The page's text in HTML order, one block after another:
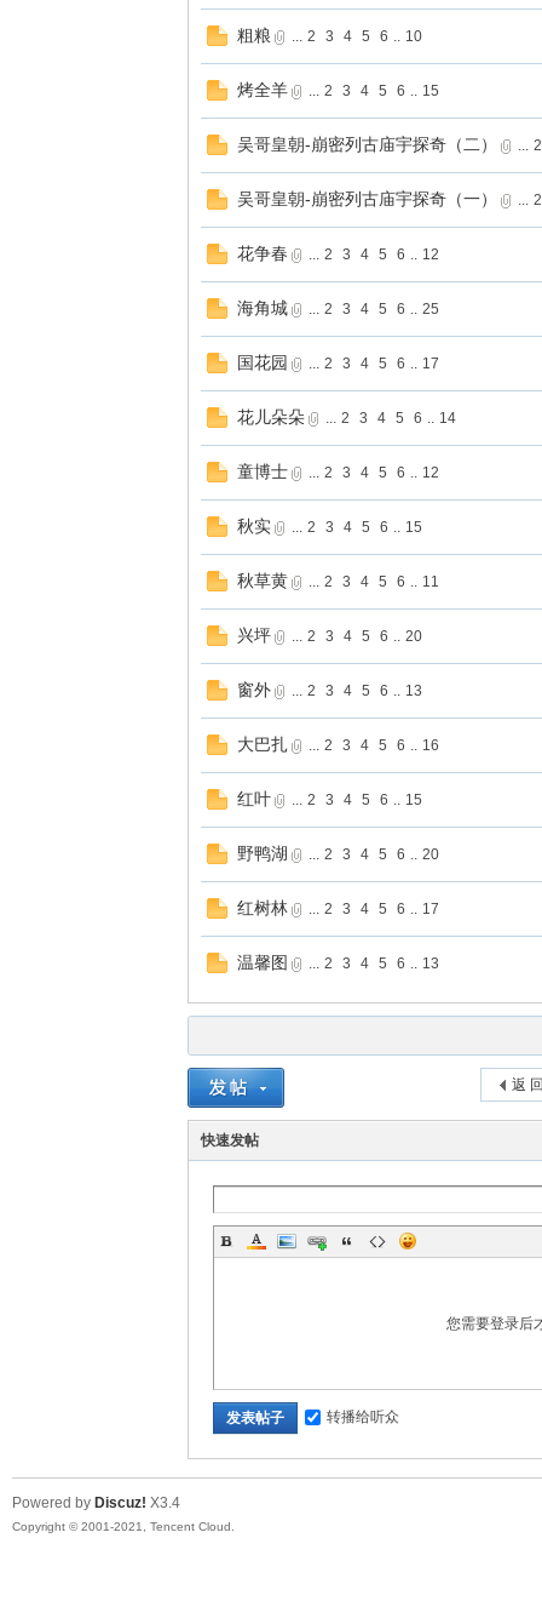
粗粮 ... 2 3 4 5 6 .. 10
烤全羊 ... 2 3 4 5 6 .. 15
吴哥皇朝-崩密列古庙宇探奇（二） ... 2
吴哥皇朝-崩密列古庙宇探奇（一） ... 2
花争春 ... 2 3 4 5 6 .. 12
海角城 ... 2 3 4 5 6 .. 25
国花园 ... 2 3 4 5 6 .. 17
花儿朵朵 ... 2 3 4 5 6 .. 14
童博士 ... 2 3 4 5 6 .. 12
秋实 ... 2 3 4 5 6 .. 15
秋草黄 ... 2 3 4 5 6 .. 11
兴坪 ... 2 3 4 5 6 .. 20
窗外 ... 2 3 4 5 6 .. 13
大巴扎 ... 2 3 4 5 6 .. 16
红叶 ... 2 3 4 5 6 .. 15
野鸭湖 ... 2 3 4 5 6 .. 20
红树林 ... 2 3 4 5 6 .. 17
温馨图 ... 2 3 4 5 6 .. 13
返
快速发帖
您需要登录后
发表帖子 转播给听众
Powered by Discuz! X3.4
Copyright © 2001-2021, Tencent Cloud.